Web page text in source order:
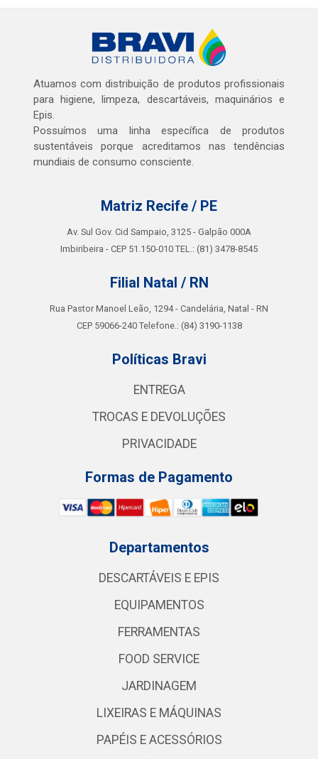
Atuamos com distribuição de produtos profissionais
para higiene, limpeza, descartáveis, maquinários e
Epis.
Possuímos uma linha específica de produtos
sustentáveis porque acreditamos nas tendências
mundiais de consumo consciente.
Matriz Recife / PE
Av. Sul Gov. Cid Sampaio, 3125 - Galpão 000A
Imbiribeira - CEP 51.150-010 TEL.: (81) 3478-8545
Filial Natal / RN
Rua Pastor Manoel Leão, 1294 - Candelária, Natal - RN
CEP 59066-240 Telefone.: (84) 3190-1138
Políticas Bravi
ENTREGA
TROCAS E DEVOLUÇÕES
PRIVACIDADE
Formas de Pagamento
Departamentos
DESCARTÁVEIS E EPIS
EQUIPAMENTOS
FERRAMENTAS
FOOD SERVICE
JARDINAGEM
LIXEIRAS E MÁQUINAS
PAPÉIS E ACESSÓRIOS